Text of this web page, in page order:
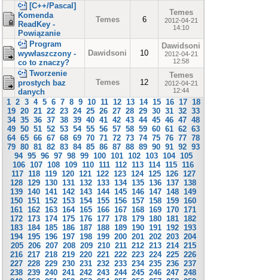
[C++/Pascal]
Komenda
ReadKey -
Powiązanie
Temes 6
Temes
2012-04-21
14:10
Program
wywłaszczony -
co to znaczy?
Dawidsoni 10
Dawidsoni
2012-04-21
12:58
Tworzenie
prostych baz
danych
Temes 12
Temes
2012-04-21
12:44
1 2 3 4 5 6 7 8 9 10 11 12 13 14 15 16 17 18
19 20 21 22 23 24 25 26 27 28 29 30 31 32 33
34 35 36 37 38 39 40 41 42 43 44 45 46 47 48
49 50 51 52 53 54 55 56 57 58 59 60 61 62 63
64 65 66 67 68 69 70 71 72 73 74 75 76 77 78
79 80 81 82 83 84 85 86 87 88 89 90 91 92 93
94 95 96 97 98 99 100 101 102 103 104 105
106 107 108 109 110 111 112 113 114 115 116
117 118 119 120 121 122 123 124 125 126 127
128 129 130 131 132 133 134 135 136 137 138
139 140 141 142 143 144 145 146 147 148 149
150 151 152 153 154 155 156 157 158 159 160
161 162 163 164 165 166 167 168 169 170 171
172 173 174 175 176 177 178 179 180 181 182
183 184 185 186 187 188 189 190 191 192 193
194 195 196 197 198 199 200 201 202 203 204
205 206 207 208 209 210 211 212 213 214 215
216 217 218 219 220 221 222 223 224 225 226
227 228 229 230 231 232 233 234 235 236 237
238 239 240 241 242 243 244 245 246 247 248